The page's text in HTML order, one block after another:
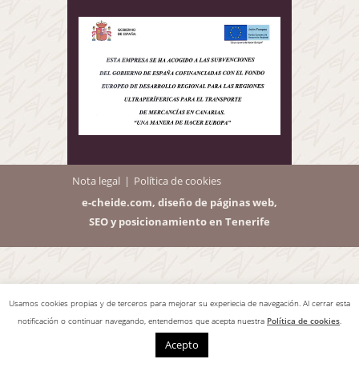
Nota legal
Política de cookies
e-cheide.com, diseño de páginas web,
SEO y posicionamiento en Tenerife
Usamos cookies propias y de terceros para mejorar su experiecia de navegación. Al cerrar esta
notificación o continuar navegando, entendemos que acepta nuestra Política de cookies.
Acepto